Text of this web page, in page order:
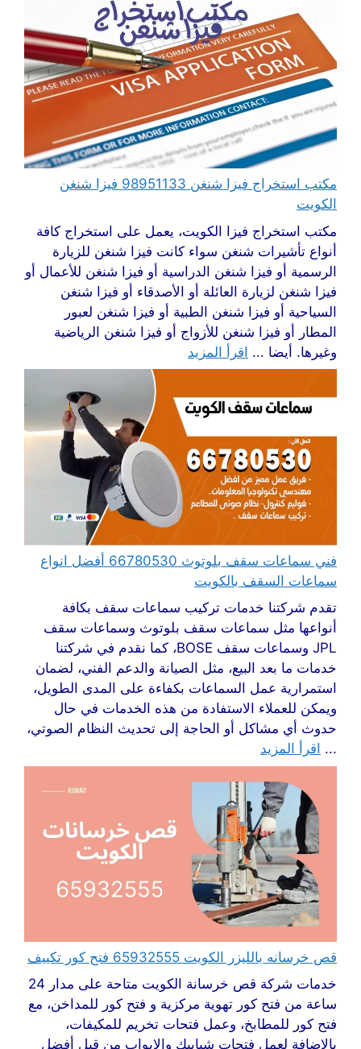
مكتب استخراج فيزا شنغن 98951133 فيزا شنغن
الكويت
مكتب استخراج فيزا الكويت، يعمل على استخراج كافة
أنواع تأشيرات شنغن سواء كانت فيزا شنغن للزيارة
الرسمية أو فيزا شنغن الدراسية أو فيزا شنغن للأعمال أو
فيزا شنغن لزيارة العائلة أو الأصدقاء أو فيزا شنغن
السياحية أو فيزا شنغن الطبية أو فيزا شنغن لعبور
المطار أو فيزا شنغن للأزواج أو فيزا شنغن الرياضية
وغيرها. أيضا ... اقرأ المزيد
فني سماعات سقف بلوتوث 66780530 أفضل انواع
سماعات السقف بالكويت
تقدم شركتنا خدمات تركيب سماعات سقف بكافة
أنواعها مثل سماعات سقف بلوتوث وسماعات سقف
JPL وسماعات سقف BOSE، كما نقدم في شركتنا
خدمات ما بعد البيع، مثل الصيانة والدعم الفني، لضمان
استمرارية عمل السماعات بكفاءة على المدى الطويل،
ويمكن للعملاء الاستفادة من هذه الخدمات في حال
حدوث أي مشاكل أو الحاجة إلى تحديث النظام الصوتي،
... اقرأ المزيد
قص خرسانه بالليزر الكويت 65932555 فتح كور تكييف
خدمات شركة قص خرسانة الكويت متاحة على مدار 24
ساعة من فتح كور تهوية مركزية و فتح كور للمداخن، مع
فتح كور للمطابخ، وعمل فتحات تخريم للمكيفات،
بالإضافة لعمل فتحات شبابيك والابواب من قبل أفضل